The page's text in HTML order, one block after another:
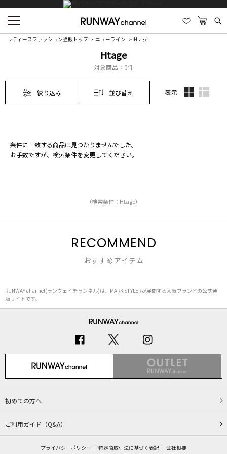
レディースファッション通販トップ ニューライン Htage
Htage
対象商品： 0件
絞り込み 並び替え 表示
条件に一致する商品は見つかりませんでした。
お手数ですが、検索条件を変更してください。
（検索条件：Htage）
RECOMMEND
おすすめアイテム
RUNWAY channel(ランウェイチャンネル)は、MARK STYLERが展開する人気ブランドの公式通
販サイトです。
初めての方へ
ご利用ガイド（Q&A）
プライバシーポリシー 特定商取引法に基づく表記 会社概要